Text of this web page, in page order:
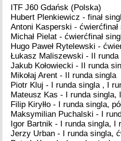
ITF J60 Gdańsk (Polska)
Hubert Plenkiewicz - finał
Antoni Kasperski -
Michał Pielat - ćwierćfinał
Hugo Paweł Rytelewski -
Łukasz Maliszewski - II runda
Jakub Kołowiecki - II runda
Mikołaj Arent - II runda singla
Piotr Kluj - I runda singla , I
Mateusz Kas - I runda singla,
Filip Kiryłło - I runda singla,
Maksymilian Puchalski - I
Igor Bartnik - I runda singla, I
Jerzy Urban - I runda singla,